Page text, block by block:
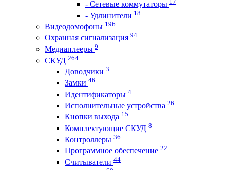
- Сетевые коммутаторы
- Удлинители 18
Видеодомофоны 196
Охранная сигнализация 94
Медиаплееры 9
СКУД 264
Доводчики 3
Замки 46
Идентификаторы 4
Исполнительные устройства 26
Кнопки выхода 15
Комплектующие СКУД 8
Контроллеры 36
Программное обеспечение 22
Считыватели 44